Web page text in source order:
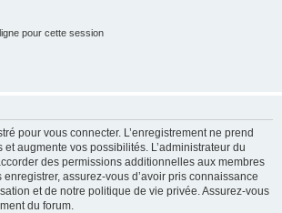
pour cette session
pour vous connecter. L’enregistrement ne prend
augmente vos possibilités. L’administrateur du
des permissions additionnelles aux membres
enregistrer, assurez-vous d’avoir pris connaissance
et de notre politique de vie privée. Assurez-vous
du forum.